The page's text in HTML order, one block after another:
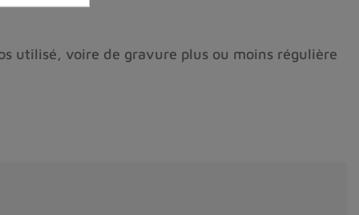
utilisé, voire de gravure plus ou moins régulière